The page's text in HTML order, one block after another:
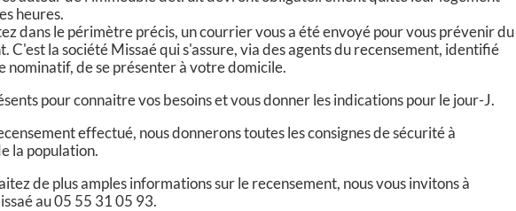
heures.
dans le périmètre précis, un courrier vous a été envoyé pour vous prévenir du
C'est la société Missaé qui s'assure, via des agents du recensement, identifié
nominatif, de se présenter à votre domicile.
pour connaitre vos besoins et vous donner les indications pour le jour-J.
effectué, nous donnerons toutes les consignes de sécurité à
la population.
de plus amples informations sur le recensement, nous vous invitons à
au 05 55 31 05 93.